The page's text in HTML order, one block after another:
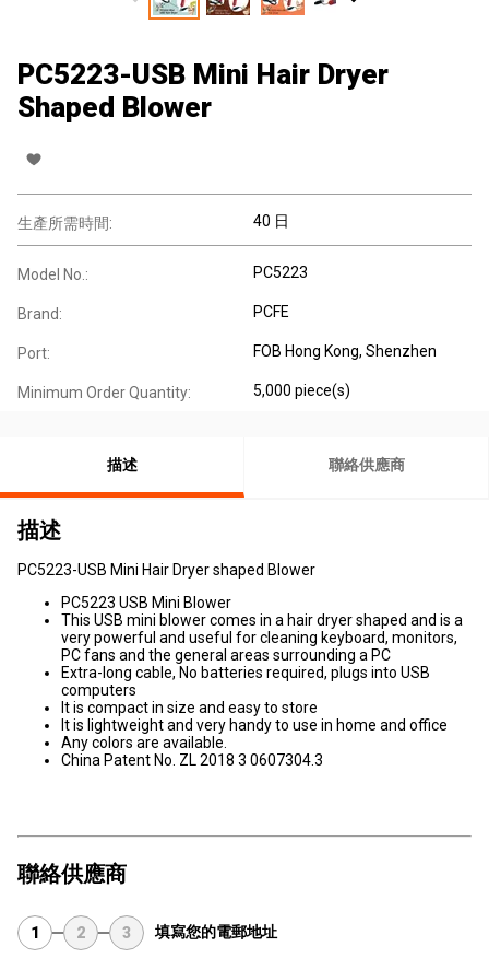
PC5223-USB Mini Hair Dryer
Shaped Blower
生產所需時間: 40 日
Model No.: PC5223
Brand: PCFE
Port: FOB Hong Kong, Shenzhen
Minimum Order Quantity: 5,000 piece(s)
描述 聯絡供應商
描述
PC5223-USB Mini Hair Dryer shaped Blower
PC5223 USB Mini Blower
This USB mini blower comes in a hair dryer shaped and is a
very powerful and useful for cleaning keyboard, monitors,
PC fans and the general areas surrounding a PC
Extra-long cable, No batteries required, plugs into USB
computers
It is compact in size and easy to store
It is lightweight and very handy to use in home and office
Any colors are available.
China Patent No. ZL 2018 3 0607304.3
聯絡供應商
1 2 3 填寫您的電郵地址